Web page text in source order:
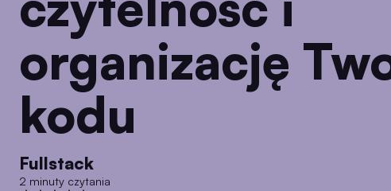
organizację
kodu
Fullstack
2 minuty czytania